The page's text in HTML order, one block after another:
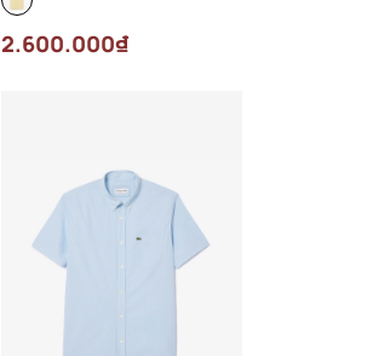
00-KCD Màu Vàng
2.600.000₫